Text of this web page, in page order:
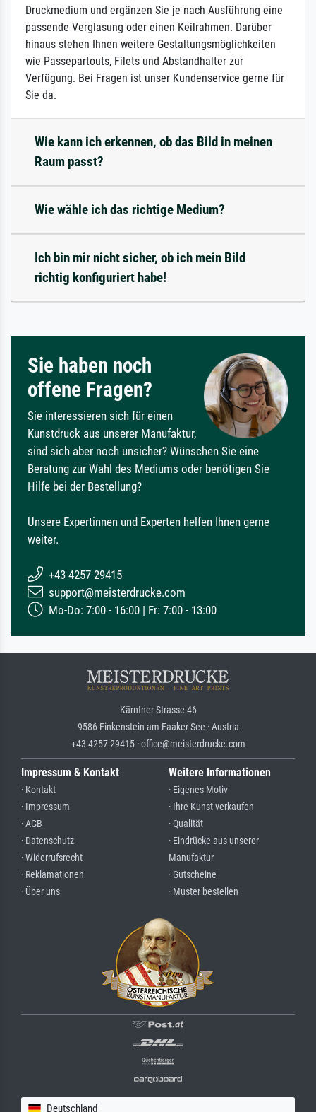
Druckmedium und ergänzen Sie je nach Ausführung eine
passende Verglasung oder einen Keilrahmen. Darüber
hinaus stehen Ihnen weitere Gestaltungsmöglichkeiten
wie Passepartouts, Filets und Abstandhalter zur
Verfügung. Bei Fragen ist unser Kundenservice gerne für
Sie da.
Wie kann ich erkennen, ob das Bild in meinen
Raum passt?
Wie wähle ich das richtige Medium?
Ich bin mir nicht sicher, ob ich mein Bild
richtig konfiguriert habe!
Sie haben noch
offene Fragen?
Sie interessieren sich für einen
Kunstdruck aus unserer Manufaktur,
sind sich aber noch unsicher? Wünschen Sie eine
Beratung zur Wahl des Mediums oder benötigen Sie
Hilfe bei der Bestellung?
Unsere Expertinnen und Experten helfen Ihnen gerne
weiter.
+43 4257 29415
support@meisterdrucke.com
Mo-Do: 7:00 - 16:00 | Fr: 7:00 - 13:00
Kärntner Strasse 46
9586 Finkenstein am Faaker See · Austria
+43 4257 29415 · office@meisterdrucke.com
Impressum & Kontakt
· Kontakt
· Impressum
· AGB
· Datenschutz
· Widerrufsrecht
· Reklamationen
· Über uns
Weitere Informationen
· Eigenes Motiv
· Ihre Kunst verkaufen
· Qualität
· Eindrücke aus unserer
Manufaktur
· Gutscheine
· Muster bestellen
Deutschland